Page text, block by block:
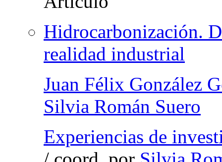
Hidrocarbonización.
realidad industrial
Juan Félix González
Silvia Román Suero
Experiencias de